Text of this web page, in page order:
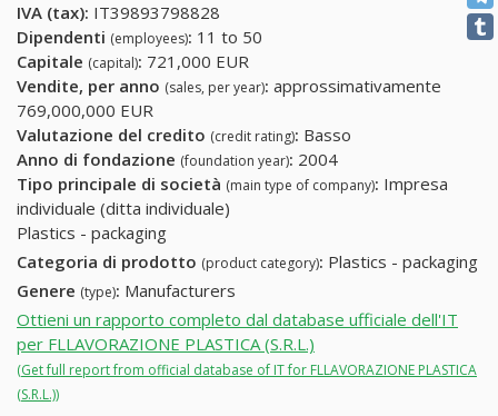
IVA (tax): IT39893798828
Dipendenti (employees): 11 to 50
Capitale (capital): 721,000 EUR
Vendite, per anno (sales, per year): approssimativamente
769,000,000 EUR
Valutazione del credito (credit rating): Basso
Anno di fondazione (foundation year): 2004
Tipo principale di società (main type of company): Impresa
individuale (ditta individuale)
Plastics - packaging
Categoria di prodotto (product category): Plastics - packaging
Genere (type): Manufacturers
Ottieni un rapporto completo dal database ufficiale dell'IT
per FLLAVORAZIONE PLASTICA (S.R.L.)
(Get full report from official database of IT for FLLAVORAZIONE PLASTICA
(S.R.L.))